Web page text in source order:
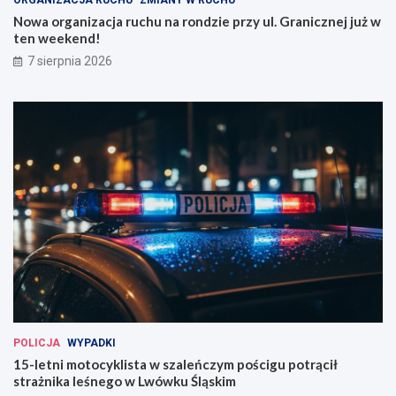
a
w
i
n
e
j
e
w
e
e
k
e
n
Nowa organizacja ruchu na rondzie przy ul. Granicznej już w
ten weekend!
7 sierpnia 2026
POLICJA WYPADKI
15-letni motocyklista w szaleńczym pościgu potrącił
strażnika leśnego w Lwówku Śląskim